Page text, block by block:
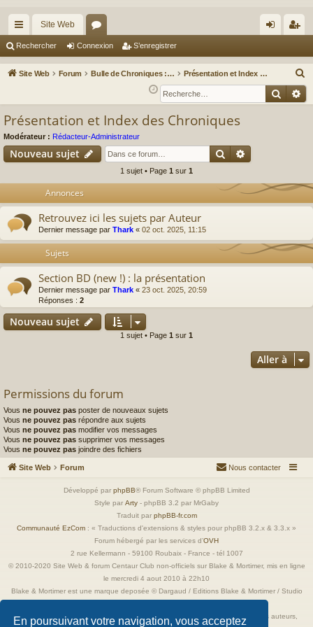
En poursuivant votre navigation, vous acceptez
cc
ès
Site Web
or
u ne
xi
nr
eg
Rechercher Connexion S’enregistrer
Site Web Forum Bulle de Chroniques : Albums, Auteurs & Actus BD Présentation et Index des Chroniques
e
c
Présentation et Index des Chroniques
Modérateur : Rédacteur-Administrateur
Nouveau sujet Rechercher
1 sujet • Page 1 sur 1
Annonces
Retrouvez ici les sujets par Auteur
Dernier message par Thark « 02 oct. 2025, 11:15
Sujets
Section BD (new !) : la présentation
Dernier message par Thark « 23 oct. 2025, 20:59
Réponses : 2
Nouveau sujet
1 sujet • Page 1 sur 1
Aller à
Permissions du forum
Vous ne pouvez pas poster de nouveaux sujets
Vous ne pouvez pas répondre aux sujets
Vous ne pouvez pas modifier vos messages
Vous ne pouvez pas supprimer vos messages
Vous ne pouvez pas joindre des fichiers
Site Web Forum Nous contacter
Développé par phpBB® Forum Software © phpBB Limited
Style par Arty - phpBB 3.2 par MrGaby
Traduit par phpBB-fr.com
Communauté EzCom : « Traductions d'extensions & styles pour phpBB 3.2.x & 3.3.x »
Forum hébergé par les services d’OVH
2 rue Kellermann - 59100 Roubaix - France - tél 1007
© 2010-2020 Site Web & forum Centaur Club non-officiels sur Blake & Mortimer, mis en ligne
le mercredi 4 aout 2010 à 22h10
Blake & Mortimer est une marque deposée © Dargaud / Editions Blake & Mortimer / Studio
Toutes les images incluses dans ces pages sont la propriété exclusive de leurs auteurs,